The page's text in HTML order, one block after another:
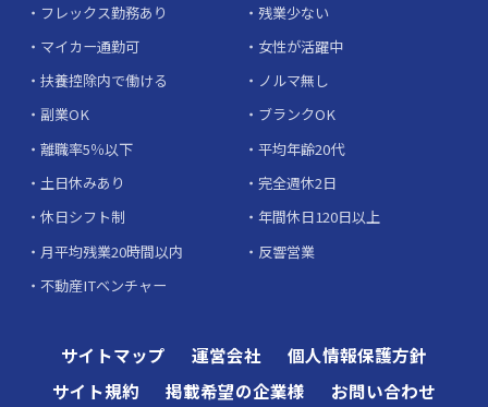
フレックス勤務あり
残業少ない
マイカー通勤可
女性が活躍中
扶養控除内で働ける
ノルマ無し
副業OK
ブランクOK
離職率5％以下
平均年齢20代
土日休みあり
完全週休2日
休日シフト制
年間休日120日以上
月平均残業20時間以内
反響営業
不動産ITベンチャー
サイトマップ 運営会社
個人情報保護方針
サイト規約
掲載希望の企業様 お問い合わせ